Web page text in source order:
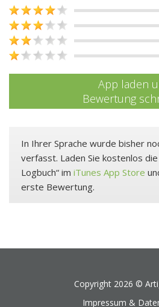
App laden
Bewertung
In Ihrer Sprache wurde bisher
verfasst. Laden Sie kostenlos
Logbuch“ im iTunes App Store
erste Bewertung.
Copyright 2026 ©
Impressum &